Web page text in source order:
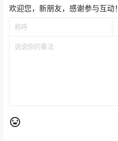
欢迎您，新朋友，感谢参与互动！